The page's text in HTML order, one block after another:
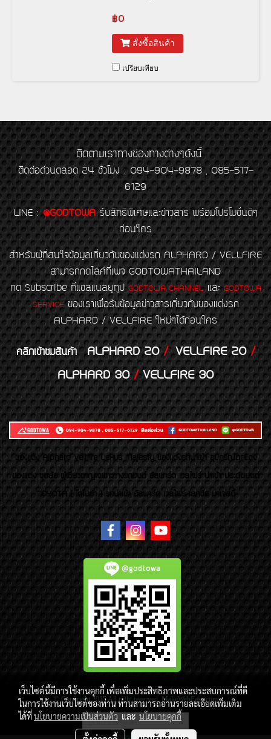
฿0
สั่งซื้อสินค้า
เปรียบเทียบ
ติดตามเราทางช่องทางต่างๆดังนี้
ติดต่อด่วนตลอด 24 ชั่วโมง : 094-904-9878 , 085-517-
6129
LINE : @GODTOWA รับสิทธิพิเศษและข่าวสาร พร้อมโปรโมชั่นดีๆ
ก่อนใคร
สำหรับผู้ที่สนใจข้อมูลเกี่ยวกับของแต่งรถ ALPHARD / VELLFIRE
สามารถกดไลค์ที่เพจ GODTOWATHAILAND
กด Subscribe ที่แชลแนลยูทูป GODTOWA CHANNELและGODTOWA
SERVICEของเราเพื่อรับข้อมูลข่าวสารเกี่ยวกับของแต่งรถ
ALPHARD / VELLFIRE ใหม่ๆได้ก่อนใคร
คลิกเข้าชมสินค้า ALPHARD 20/VELLFIRE 20/
ALPHARD 30/VELLFIRE 30
ของเเต่ง Alphard Vellfire Lexus Majesty ของเเต่งรถนำเข้า อุปกรณ์ตกแต่ง
ของแต่ง ชุดล้อ ผู้เชี่ยวชาญเฉพาะทางรถยนต์ อัลพาร์ด เวลไฟร์ นำเข้า ประดับยนต์
TOYOTA ( โตโยต้า ) รถนำเข้า อัลพาร์ด เวลไฟร์ เลกซัส มาเจสตี้
@godtowa
© Copyright 2015 All right reserved. MakeWebEasy.com
ผู้เข้าชมวันนี้ 1
เว็บไซต์นี้มีการใช้งานคุกกี้ เพื่อเพิ่มประสิทธิภาพและประสบการณ์ที่ดี
ในการใช้งานเว็บไซต์ของท่าน ท่านสามารถอ่านรายละเอียดเพิ่มเติม
ได้ที่นโยบายความเป็นส่วนตัวและนโยบายคุกกี้